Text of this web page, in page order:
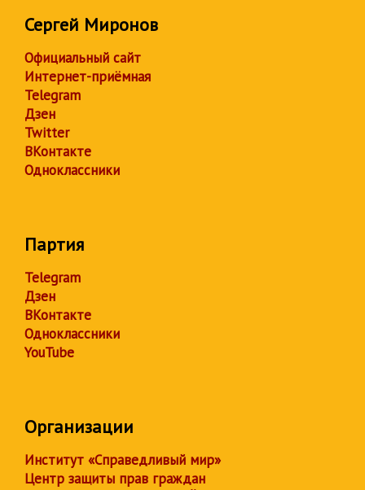
Сергей Миронов
Официальный сайт
Интернет-приёмная
Telegram
Дзен
Twitter
ВКонтакте
Одноклассники
Партия
Telegram
Дзен
ВКонтакте
Одноклассники
YouTube
Организации
Институт «Справедливый мир»
Центр защиты прав граждан